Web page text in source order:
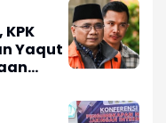
Yaqut